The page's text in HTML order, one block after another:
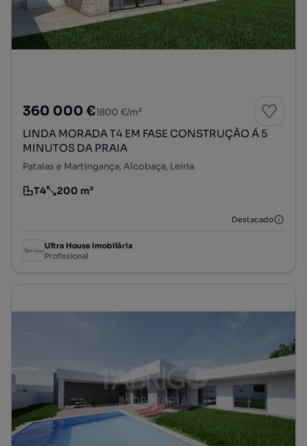
360 000 €1800 €/m²
LINDA MORADA T4 EM FASE CONSTRUÇÃO Á 5
MINUTOS DA PRAIA
Pataias e Martingança, Alcobaça, Leiria
Tipologia
T4
Preço por metro quadrado
200 m²
Destacado
Ultra House Imobilária
Profissional